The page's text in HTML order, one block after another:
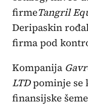
firmeTangril
Deripaskin
firma pod
Kompanija
LTDpominje se
finansijske